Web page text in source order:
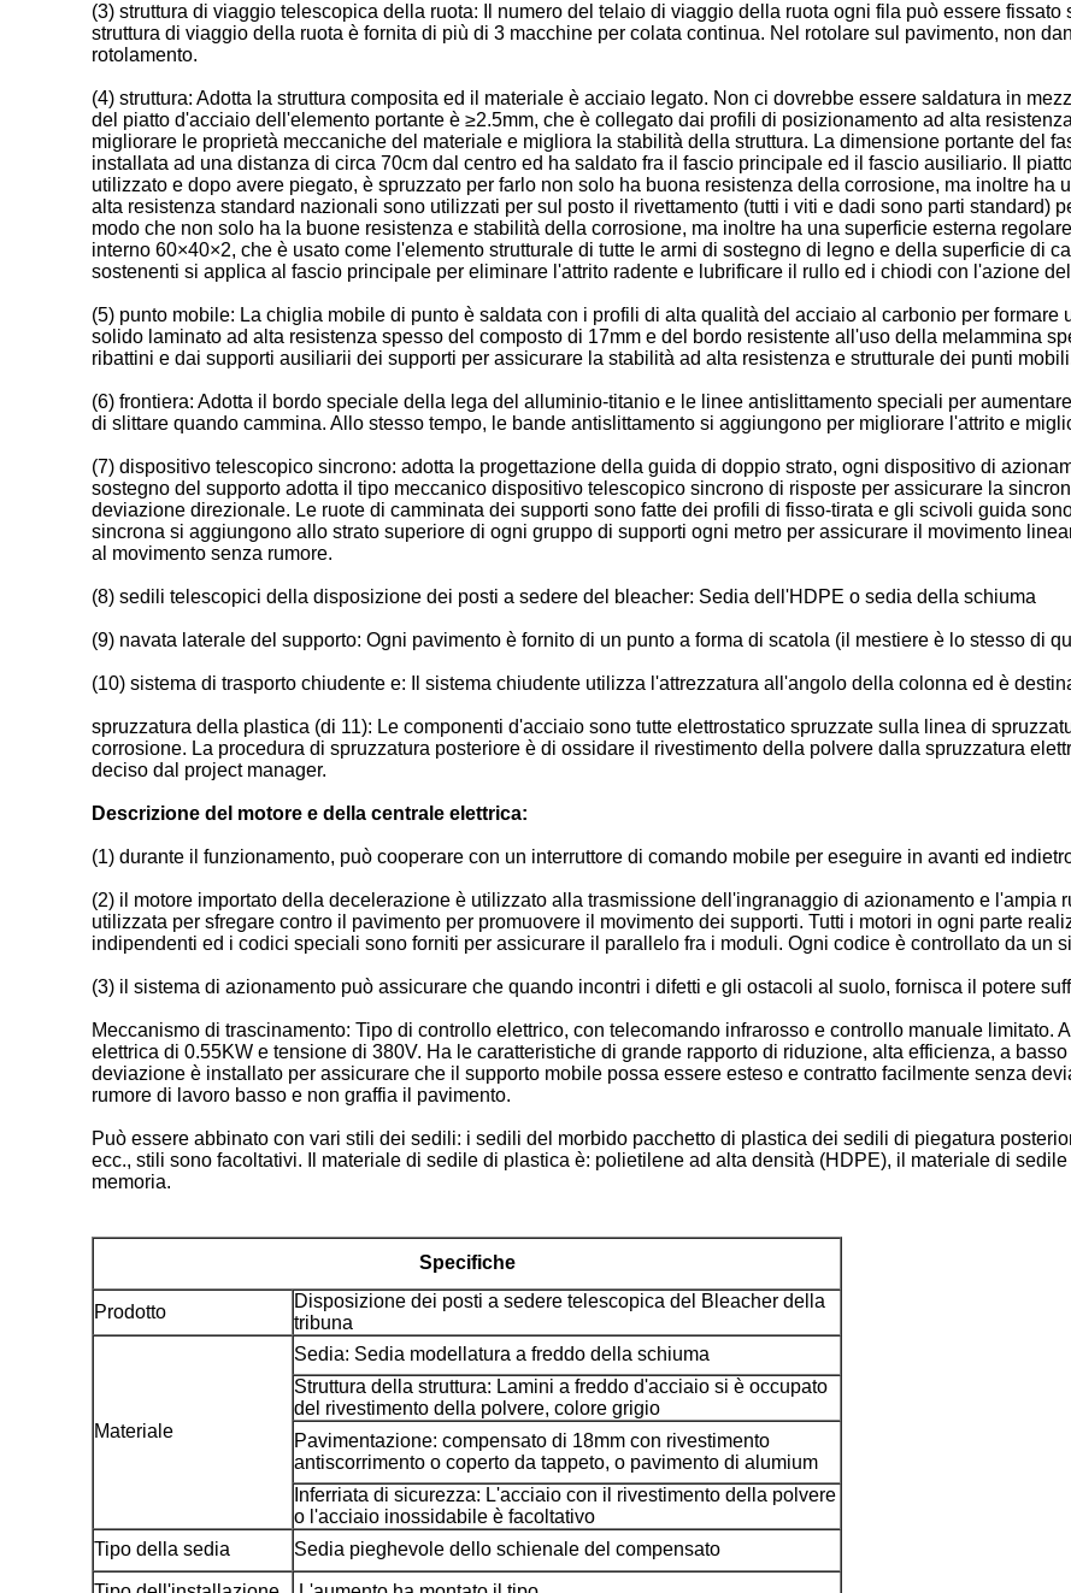
(3) struttura di viaggio telescopica della ruota: Il numero del telaio di viaggio della ruota ogni fila può essere
struttura di viaggio della ruota è fornita di più di 3 macchine per colata continua. Nel rotolare sul pavimento, non
rotolamento.
(4) struttura: Adotta la struttura composita ed il materiale è acciaio legato. Non ci dovrebbe essere saldatura in
del piatto d'acciaio dell'elemento portante è ≥2.5mm, che è collegato dai profili di posizionamento ad alta
migliorare le proprietà meccaniche del materiale e migliora la stabilità della struttura. La dimensione portante del
installata ad una distanza di circa 70cm dal centro ed ha saldato fra il fascio principale ed il fascio ausiliario. Il
utilizzato e dopo avere piegato, è spruzzato per farlo non solo ha buona resistenza della corrosione, ma inoltre ha
alta resistenza standard nazionali sono utilizzati per sul posto il rivettamento (tutti i viti e dadi sono parti standard)
modo che non solo ha la buone resistenza e stabilità della corrosione, ma inoltre ha una superficie esterna
interno 60×40×2, che è usato come l'elemento strutturale di tutte le armi di sostegno di legno e della superficie di
sostenenti si applica al fascio principale per eliminare l'attrito radente e lubrificare il rullo ed i chiodi con l'azione
(5) punto mobile: La chiglia mobile di punto è saldata con i profili di alta qualità del acciaio al carbonio per
solido laminato ad alta resistenza spesso del composto di 17mm e del bordo resistente all'uso della melammina
ribattini e dai supporti ausiliarii dei supporti per assicurare la stabilità ad alta resistenza e strutturale dei punti
(6) frontiera: Adotta il bordo speciale della lega del alluminio-titanio e le linee antislittamento speciali per
di slittare quando cammina. Allo stesso tempo, le bande antislittamento si aggiungono per migliorare l'attrito e
(7) dispositivo telescopico sincrono: adotta la progettazione della guida di doppio strato, ogni dispositivo di
sostegno del supporto adotta il tipo meccanico dispositivo telescopico sincrono di risposte per assicurare la
deviazione direzionale. Le ruote di camminata dei supporti sono fatte dei profili di fisso-tirata e gli scivoli guida
sincrona si aggiungono allo strato superiore di ogni gruppo di supporti ogni metro per assicurare il movimento
al movimento senza rumore.
(8) sedili telescopici della disposizione dei posti a sedere del bleacher: Sedia dell'HDPE o sedia della schiuma
(9) navata laterale del supporto: Ogni pavimento è fornito di un punto a forma di scatola (il mestiere è lo stesso di
(10) sistema di trasporto chiudente e: Il sistema chiudente utilizza l'attrezzatura all'angolo della colonna ed è
spruzzatura della plastica (di 11): Le componenti d'acciaio sono tutte elettrostatico spruzzate sulla linea di
corrosione. La procedura di spruzzatura posteriore è di ossidare il rivestimento della polvere dalla spruzzatura
deciso dal project manager.
Descrizione del motore e della centrale elettrica:
(1) durante il funzionamento, può cooperare con un interruttore di comando mobile per eseguire in avanti ed
(2) il motore importato della decelerazione è utilizzato alla trasmissione dell'ingranaggio di azionamento e
utilizzata per sfregare contro il pavimento per promuovere il movimento dei supporti. Tutti i motori in ogni parte
indipendenti ed i codici speciali sono forniti per assicurare il parallelo fra i moduli. Ogni codice è controllato da un
(3) il sistema di azionamento può assicurare che quando incontri i difetti e gli ostacoli al suolo, fornisca il potere
Meccanismo di trascinamento: Tipo di controllo elettrico, con telecomando infrarosso e controllo manuale limitato.
elettrica di 0.55KW e tensione di 380V. Ha le caratteristiche di grande rapporto di riduzione, alta efficienza, a
deviazione è installato per assicurare che il supporto mobile possa essere esteso e contratto facilmente senza
rumore di lavoro basso e non graffia il pavimento.
Può essere abbinato con vari stili dei sedili: i sedili del morbido pacchetto di plastica dei sedili di piegatura
ecc., stili sono facoltativi. Il materiale di sedile di plastica è: polietilene ad alta densità (HDPE), il materiale di
memoria.
Specifiche
Prodotto
Disposizione dei posti a sedere telescopica del Bleacher della
tribuna
Materiale
Sedia: Sedia modellatura a freddo della schiuma
Struttura della struttura: Lamini a freddo d'acciaio si è occupato
del rivestimento della polvere, colore grigio
Pavimentazione: compensato di 18mm con rivestimento
antiscorrimento o coperto da tappeto, o pavimento di alumium
Inferriata di sicurezza: L'acciaio con il rivestimento della polvere
o l'acciaio inossidabile è facoltativo
Tipo della sedia
Sedia pieghevole dello schienale del compensato